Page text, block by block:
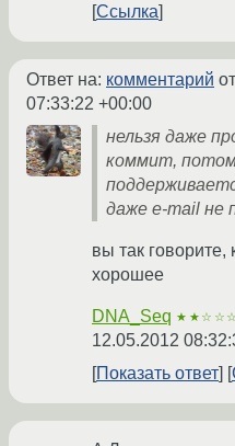
Ссылка
Ответ на: комментарий
07:33:22 +00:00
нельзя даже
коммит,
даже e-mail не
вы так говорите,
хорошее
DNA_Seq ★★☆☆☆
12.05.2012
Показать ответ